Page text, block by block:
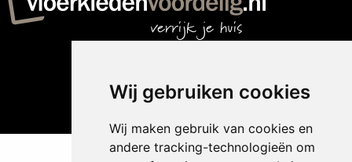
Wij gebruiken cookies
Wij maken gebruik van cookies en
andere tracking-technologieën om